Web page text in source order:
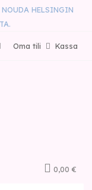
HELSINGIN
Kassa
Oma tili
0,00 €